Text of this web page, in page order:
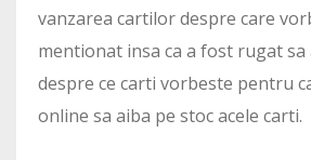
vanzarea cartilor despre care
mentionat insa ca a fost rugat
despre ce carti vorbeste pentru
online sa aiba pe stoc acele carti.